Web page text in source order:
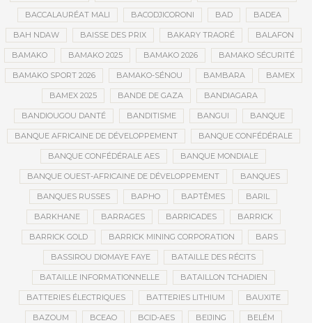
BACCALAURÉAT MALI BACODJICORONI BAD BADEA
BAH NDAW BAISSE DES PRIX BAKARY TRAORÉ BALAFON
BAMAKO BAMAKO 2025 BAMAKO 2026 BAMAKO SÉCURITÉ
BAMAKO SPORT 2026 BAMAKO-SÉNOU BAMBARA BAMEX
BAMEX 2025 BANDE DE GAZA BANDIAGARA
BANDIOUGOU DANTÉ BANDITISME BANGUI BANQUE
BANQUE AFRICAINE DE DÉVELOPPEMENT BANQUE CONFÉDÉRALE
BANQUE CONFÉDÉRALE AES BANQUE MONDIALE
BANQUE OUEST-AFRICAINE DE DÉVELOPPEMENT BANQUES
BANQUES RUSSES BAPHO BAPTÊMES BARIL
BARKHANE BARRAGES BARRICADES BARRICK
BARRICK GOLD BARRICK MINING CORPORATION BARS
BASSIROU DIOMAYE FAYE BATAILLE DES RÉCITS
BATAILLE INFORMATIONNELLE BATAILLON TCHADIEN
BATTERIES ÉLECTRIQUES BATTERIES LITHIUM BAUXITE
BAZOUM BCEAO BCID-AES BEIJING BELÉM